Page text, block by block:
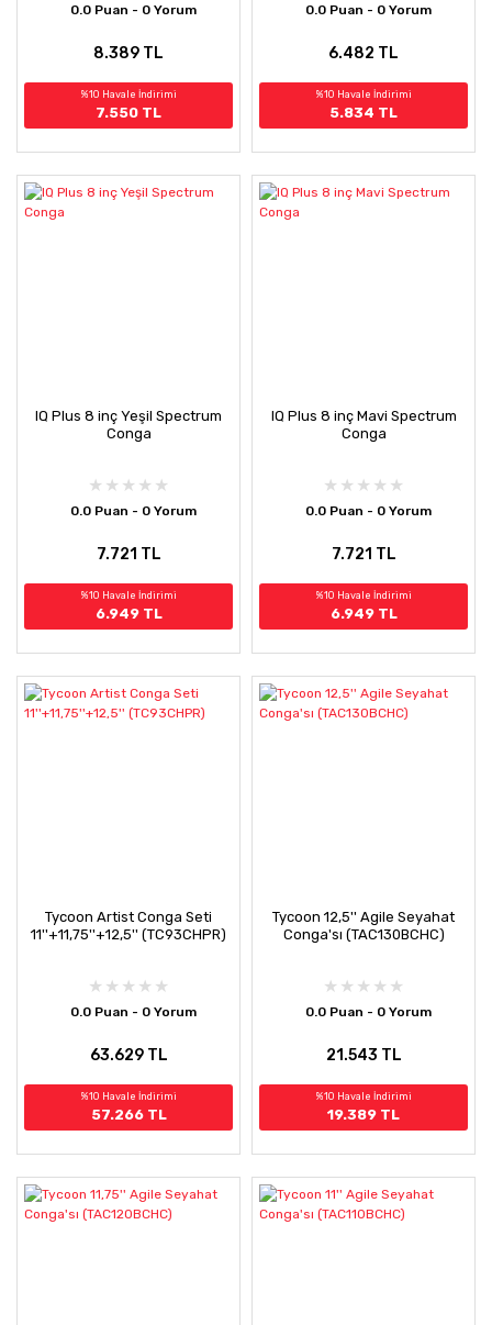
0.0 Puan - 0 Yorum
8.389 TL
%10 Havale İndirimi
7.550 TL
0.0 Puan - 0 Yorum
6.482 TL
%10 Havale İndirimi
5.834 TL
IQ Plus 8 inç Yeşil Spectrum
Conga
0.0 Puan - 0 Yorum
7.721 TL
%10 Havale İndirimi
6.949 TL
IQ Plus 8 inç Mavi Spectrum
Conga
0.0 Puan - 0 Yorum
7.721 TL
%10 Havale İndirimi
6.949 TL
Tycoon Artist Conga Seti
11''+11,75''+12,5'' (TC93CHPR)
0.0 Puan - 0 Yorum
63.629 TL
%10 Havale İndirimi
57.266 TL
Tycoon 12,5'' Agile Seyahat
Conga'sı (TAC130BCHC)
0.0 Puan - 0 Yorum
21.543 TL
%10 Havale İndirimi
19.389 TL